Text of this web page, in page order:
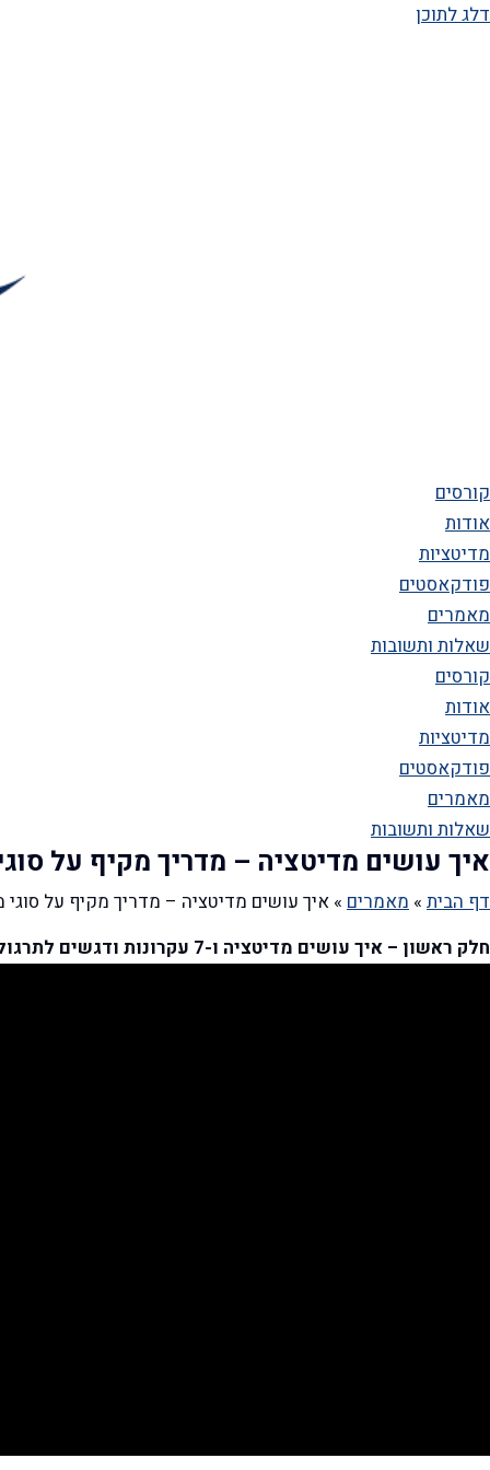
דלג לתוכן
קורסים
אודות
מדיטציות
פודקאסטים
מאמרים
שאלות ותשובות
קורסים
אודות
מדיטציות
פודקאסטים
מאמרים
שאלות ותשובות
איך עושים מדיטציה – מדריך מקיף על סוגי מדיטציה ו-26
דף הבית » מאמרים » איך עושים מדיטציה – מדריך מקיף על סוגי מדיטציה ו-26 מדיטציות
חלק ראשון – איך עושים מדיטציה ו-7 עקרונות ודגשים לתרגול